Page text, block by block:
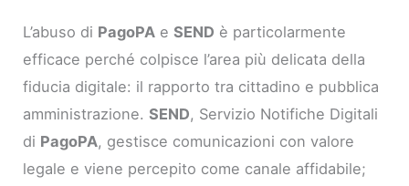
L’abuso di PagoPA eSEND è particolarmente
efficace perché colpisce l’area più delicata della
fiducia digitale: il rapporto tra cittadino e pubblica
amministrazione.SEND, Servizio Notifiche Digitali
di PagoPA, gestisce comunicazioni con valore
legale e viene percepito come canale affidabile;